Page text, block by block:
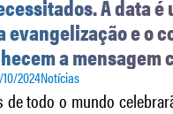
A data
e o
a mensagem
10/2024Notícias
todo o mundo